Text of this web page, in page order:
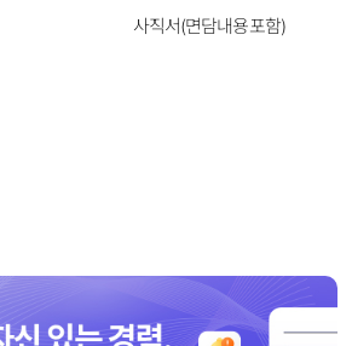
사직서(면담내용포함)